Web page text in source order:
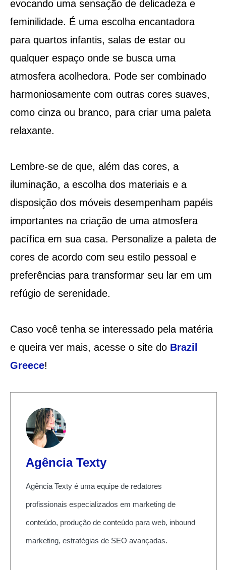
evocando uma sensação de delicadeza e
feminilidade. É uma escolha encantadora
para quartos infantis, salas de estar ou
qualquer espaço onde se busca uma
atmosfera acolhedora. Pode ser combinado
harmoniosamente com outras cores suaves,
como cinza ou branco, para criar uma paleta
relaxante.
Lembre-se de que, além das cores, a
iluminação, a escolha dos materiais e a
disposição dos móveis desempenham papéis
importantes na criação de uma atmosfera
pacífica em sua casa. Personalize a paleta de
cores de acordo com seu estilo pessoal e
preferências para transformar seu lar em um
refúgio de serenidade.
Caso você tenha se interessado pela matéria
e queira ver mais, acesse o site do Brazil
Greece!
Agência Texty
Agência Texty é uma equipe de redatores
profissionais especializados em marketing de
conteúdo, produção de conteúdo para web, inbound
marketing, estratégias de SEO avançadas.